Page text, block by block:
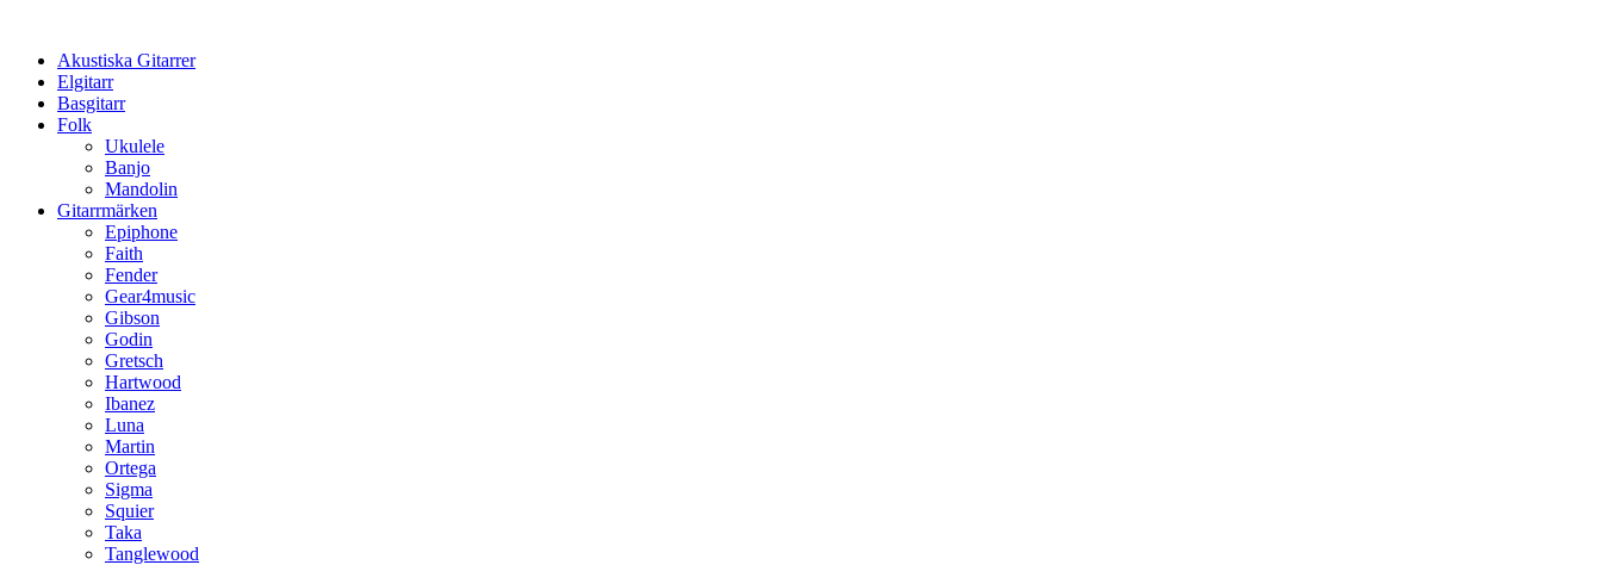
innehållAkustiska Gitarrer
Elgitarr
Basgitarr
Folk
Ukulele
Banjo
Mandolin
Gitarrmärken
Epiphone
Faith
Fender
Gear4music
Gibson
Godin
Gretsch
Hartwood
Ibanez
Luna
Martin
Ortega
Sigma
Squier
Taka
Tanglewood